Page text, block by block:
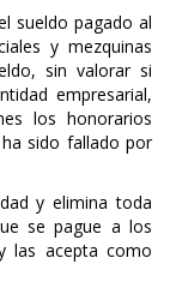
sueldo pagado al
y mezquinas
sin valorar si
empresarial,
los honorarios
sido fallado por
y elimina toda
se pague a los
las acepta como